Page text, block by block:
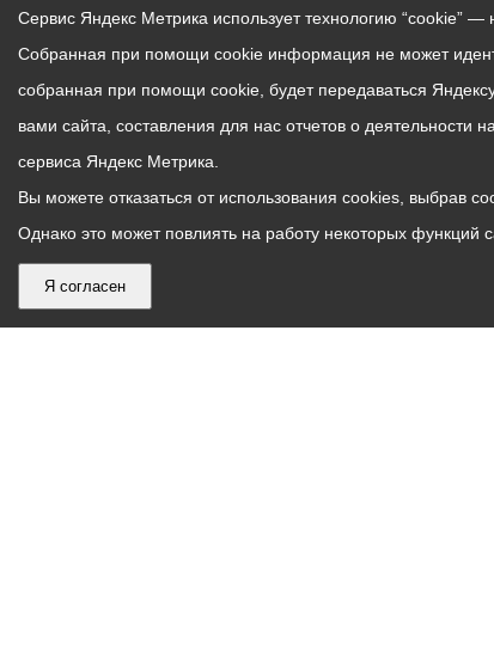
Сервис Яндекс Метрика использует технологию “cookie”
Собранная при помощи cookie информация не может
собранная при помощи cookie, будет передаваться
вами сайта, составления для нас отчетов о деятельности
сервиса Яндекс Метрика.
Вы можете отказаться от использования cookies, выбрав
Однако это может повлиять на работу некоторых функций
Я согласен